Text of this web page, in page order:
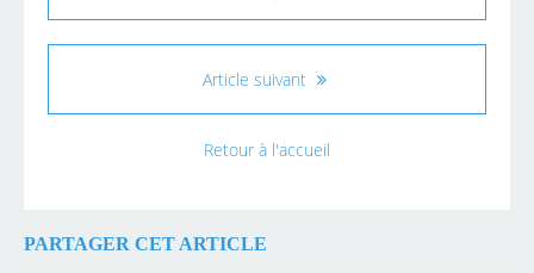
Article suivant
Retour à l'accueil
PARTAGER CET ARTICLE